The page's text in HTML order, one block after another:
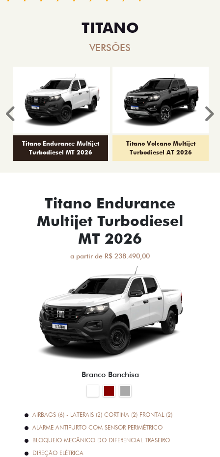
TITANO
VERSÕES
Titano Endurance Multijet
Turbodiesel MT 2026
Titano Volcano Multijet
Turbodiesel AT 2026
Anterior
Titano Endurance
Multijet Turbodiesel
MT 2026
a partir de R$ 238.490,00
Branco Banchisa
AIRBAGS (6) - LATERAIS (2) CORTINA (2) FRONTAL (2)
ALARME ANTIFURTO COM SENSOR PERIMÉTRICO
BLOQUEIO MECÂNICO DO DIFERENCIAL TRASEIRO
DIREÇÃO ELÉTRICA